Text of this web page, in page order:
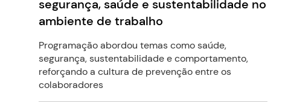
segurança, saúde e sustentabilidade no
ambiente de trabalho
Programação abordou temas como saúde,
segurança, sustentabilidade e comportamento,
reforçando a cultura de prevenção entre os
colaboradores